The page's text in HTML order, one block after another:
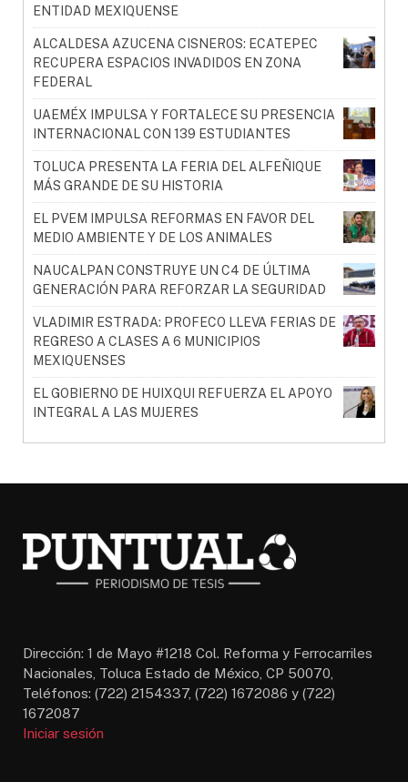
ENTIDAD MEXIQUENSE
ALCALDESA AZUCENA CISNEROS: ECATEPEC
RECUPERA ESPACIOS INVADIDOS EN ZONA
FEDERAL
UAEMÉX IMPULSA Y FORTALECE SU PRESENCIA
INTERNACIONAL CON 139 ESTUDIANTES
TOLUCA PRESENTA LA FERIA DEL ALFEÑIQUE
MÁS GRANDE DE SU HISTORIA
EL PVEM IMPULSA REFORMAS EN FAVOR DEL
MEDIO AMBIENTE Y DE LOS ANIMALES
NAUCALPAN CONSTRUYE UN C4 DE ÚLTIMA
GENERACIÓN PARA REFORZAR LA SEGURIDAD
VLADIMIR ESTRADA: PROFECO LLEVA FERIAS DE
REGRESO A CLASES A 6 MUNICIPIOS
MEXIQUENSES
EL GOBIERNO DE HUIXQUI REFUERZA EL APOYO
INTEGRAL A LAS MUJERES
Dirección: 1 de Mayo #1218 Col. Reforma y Ferrocarriles
Nacionales, Toluca Estado de México, CP 50070,
Teléfonos: (722) 2154337, (722) 1672086 y (722)
1672087
Iniciar sesión